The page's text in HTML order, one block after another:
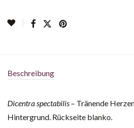
Beschreibung
Dicentra spectabilis – Tränende
Hintergrund. Rückseite blanko.